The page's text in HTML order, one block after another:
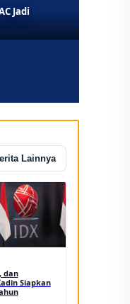
Jadi
Lainnya
dan
Siapkan